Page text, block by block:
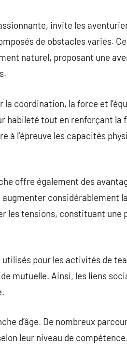
invite les
de obstacles variés.
naturel, proposant une
coordination, la force et
habileté tout en renforçant la
à l’épreuve les capacités
offre également des
considérablement
les tensions, constituant une
pour les activités de
mutuelle. Ainsi, les liens
d’âge. De nombreux
leur niveau de